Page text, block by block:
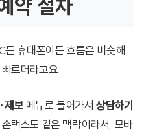
약 절차
든 휴대폰이든 흐름은 비슷해
르더라고요.
제보 메뉴로 들어가서상담하기
택스도 같은 맥락이라서, 모바